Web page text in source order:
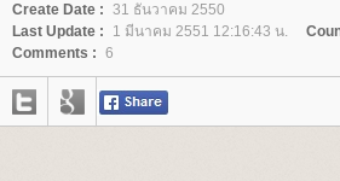
Create Date : 31 ธันวาคม 2550
Last Update :
1 มีนาคม 2551 12:16:43 น.
Comments : 6